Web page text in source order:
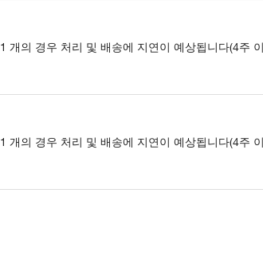
1 개의 경우 처리 및 배송에 지연이 예상됩니다(4주
1 개의 경우 처리 및 배송에 지연이 예상됩니다(4주